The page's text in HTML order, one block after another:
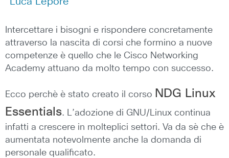
Intercettare i bisogni e rispondere concretamente
attraverso la nascita di corsi che formino a nuove
competenze è quello che le Cisco Networking
Academy attuano da molto tempo con successo.
Ecco perchè è stato creato il corso NDG Linux
Essentials. L’adozione di GNU/Linux continua
infatti a crescere in molteplici settori. Va da sè che è
aumentata notevolmente anche la domanda di
personale qualificato.